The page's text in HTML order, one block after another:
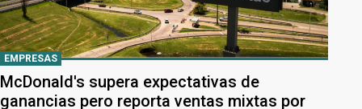
EMPRESAS
McDonald's supera expectativas de
ganancias pero reporta ventas mixtas por